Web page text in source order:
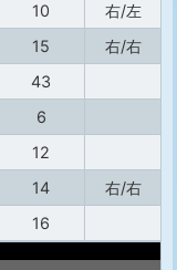
10
右/左
15
右/右
43
6
12
14
右/右
16